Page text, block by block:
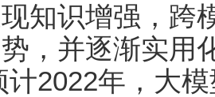
知识增强，跨
，并逐渐实用
计2022年，大